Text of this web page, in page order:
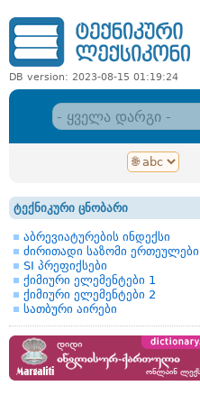
DB version: 2023-08-15 01:19:24
ტექნიკური ცნობარი
აბრევიატურების ინდექსი
ძირითადი საზომი ერთეულები
SI პრეფიქსები
ქიმიური ელემენტები 1
ქიმიური ელემენტები 2
სათბური აირები